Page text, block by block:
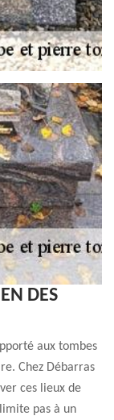
DES
aux tombes
Chez Débarras
ces lieux de
pas à un